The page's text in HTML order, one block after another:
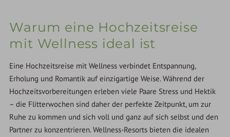
Warum eine Hochzeitsreise
mit Wellness ideal ist
Eine Hochzeitsreise mit Wellness verbindet Entspannung,
Erholung und Romantik auf einzigartige Weise. Während der
Hochzeitsvorbereitungen erleben viele Paare Stress und Hektik
– die Flitterwochen sind daher der perfekte Zeitpunkt, um zur
Ruhe zu kommen und sich voll und ganz auf sich selbst und den
Partner zu konzentrieren. Wellness-Resorts bieten die idealen